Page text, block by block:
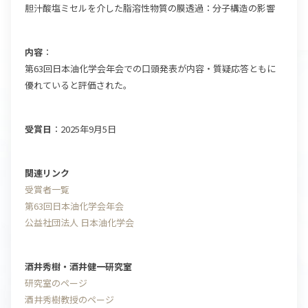
胆汁酸塩ミセルを介した脂溶性物質の膜透過：分子構造の影響
内容 ：
第63回日本油化学会年会での口頭発表が内容・質疑応答ともに
優れていると評価された。
受賞日 ：2025年9月5日
関連リンク
受賞者一覧
第63回日本油化学会年会
公益社団法人 日本油化学会
酒井秀樹・酒井健一研究室
研究室のページ
酒井秀樹教授のページ